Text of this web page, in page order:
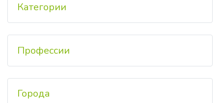
Категории
Профессии
Города